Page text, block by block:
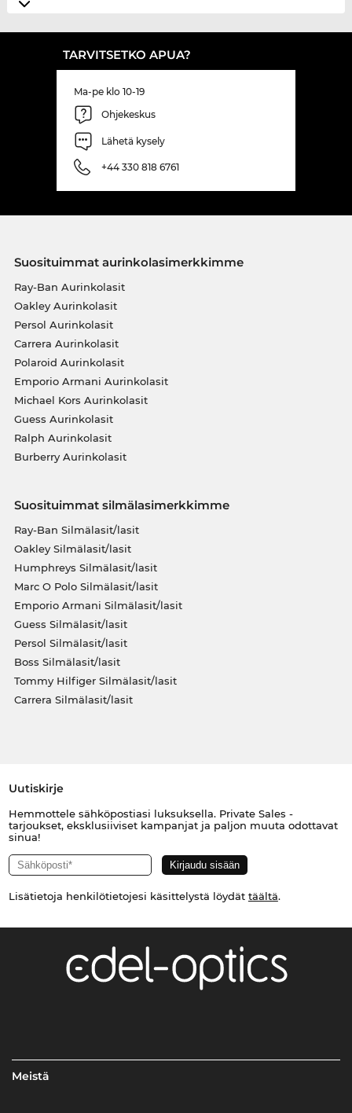
TARVITSETKO APUA?
Ma-pe klo 10-19
Ohjekeskus
Lähetä kysely
+44 330 818 6761
Suosituimmat aurinkolasimerkkimme
Ray-Ban Aurinkolasit
Oakley Aurinkolasit
Persol Aurinkolasit
Carrera Aurinkolasit
Polaroid Aurinkolasit
Emporio Armani Aurinkolasit
Michael Kors Aurinkolasit
Guess Aurinkolasit
Ralph Aurinkolasit
Burberry Aurinkolasit
Suosituimmat silmälasimerkkimme
Ray-Ban Silmälasit/lasit
Oakley Silmälasit/lasit
Humphreys Silmälasit/lasit
Marc O Polo Silmälasit/lasit
Emporio Armani Silmälasit/lasit
Guess Silmälasit/lasit
Persol Silmälasit/lasit
Boss Silmälasit/lasit
Tommy Hilfiger Silmälasit/lasit
Carrera Silmälasit/lasit
Uutiskirje
Hemmottele sähköpostiasi luksuksella. Private Sales -
tarjoukset, eksklusiiviset kampanjat ja paljon muuta odottavat
sinua!
Lisätietoja henkilötietojesi käsittelystä löydät täältä.
Meistä